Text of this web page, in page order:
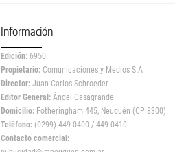
Información
Edición: 6950
Propietario: Comunicaciones y Medios S.A
Director: Juan Carlos Schroeder
Editor General: Ángel Casagrande
Domicilio: Fotheringham 445, Neuquén (CP 8300)
Teléfono: (0299) 449 0400 / 449 0410
Contacto comercial: